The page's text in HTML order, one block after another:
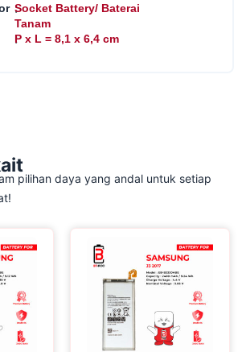
:Socket Battery/ Baterai
Tanam
:P x L = 8,1 x 6,4 cm
pilihan daya yang andal untuk setiap